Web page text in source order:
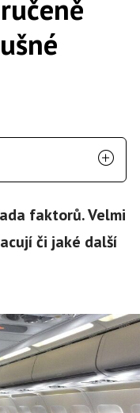
faktorů. Velmi
či jaké další